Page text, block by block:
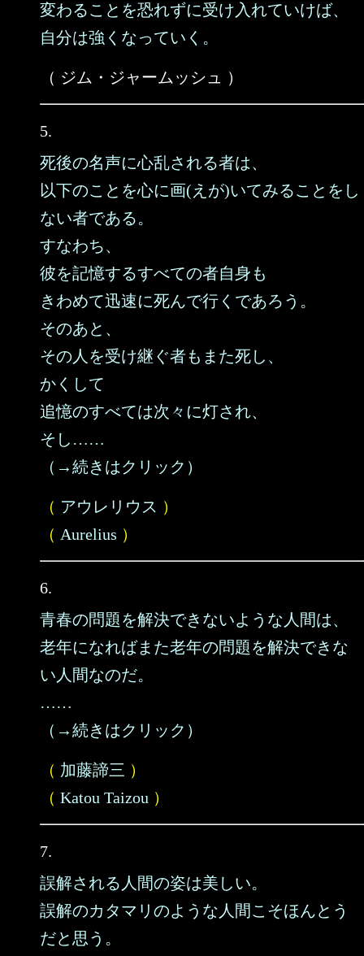
変わることを恐れずに受け入れていけば、
自分は強くなっていく。
（ ジム・ジャームッシュ ）
5.
死後の名声に心乱される者は、
以下のことを心に画(えが)いてみることをし
ない者である。
すなわち、
彼を記憶するすべての者自身も
きわめて迅速に死んで行くであろう。
そのあと、
その人を受け継ぐ者もまた死し、
かくして
追憶のすべては次々に灯され、
そし……
（→続きはクリック）
（ アウレリウス ）
（ Aurelius ）
6.
青春の問題を解決できないような人間は、
老年になればまた老年の問題を解決できな
い人間なのだ。
……
（→続きはクリック）
（ 加藤諦三 ）
（ Katou Taizou ）
7.
誤解される人間の姿は美しい。
誤解のカタマリのような人間こそほんとう
だと思う。